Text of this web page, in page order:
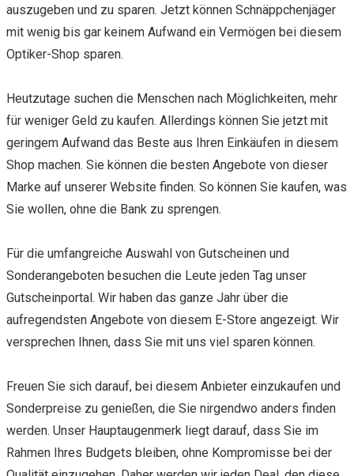
auszugeben und zu sparen. Jetzt können Schnäppchenjäger
mit wenig bis gar keinem Aufwand ein Vermögen bei diesem
Optiker-Shop sparen.
Heutzutage suchen die Menschen nach Möglichkeiten, mehr
für weniger Geld zu kaufen. Allerdings können Sie jetzt mit
geringem Aufwand das Beste aus Ihren Einkäufen in diesem
Shop machen. Sie können die besten Angebote von dieser
Marke auf unserer Website finden. So können Sie kaufen, was
Sie wollen, ohne die Bank zu sprengen.
Für die umfangreiche Auswahl von Gutscheinen und
Sonderangeboten besuchen die Leute jeden Tag unser
Gutscheinportal. Wir haben das ganze Jahr über die
aufregendsten Angebote von diesem E-Store angezeigt. Wir
versprechen Ihnen, dass Sie mit uns viel sparen können.
Freuen Sie sich darauf, bei diesem Anbieter einzukaufen und
Sonderpreise zu genießen, die Sie nirgendwo anders finden
werden. Unser Hauptaugenmerk liegt darauf, dass Sie im
Rahmen Ihres Budgets bleiben, ohne Kompromisse bei der